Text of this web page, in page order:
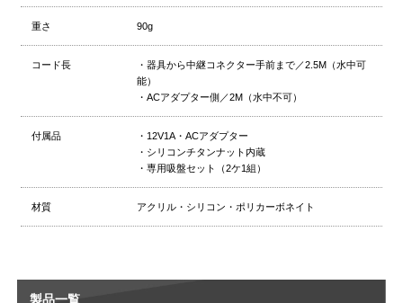
重さ 90g
コード長
・器具から中継コネクター手前まで／2.5M（水中可
能）
・ACアダプター側／2M（水中不可）
付属品
・12V1A・ACアダプター
・シリコンチタンナット内蔵
・専用吸盤セット（2ケ1組）
材質 アクリル・シリコン・ポリカーボネイト
製品一覧